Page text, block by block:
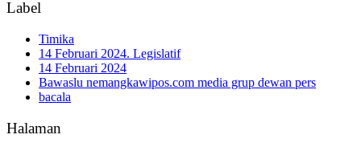
Label
Timika
14 Februari 2024. Legislatif
14 Februari 2024
Bawaslu nemangkawipos.com media grup dewan pers
bacala
Halaman